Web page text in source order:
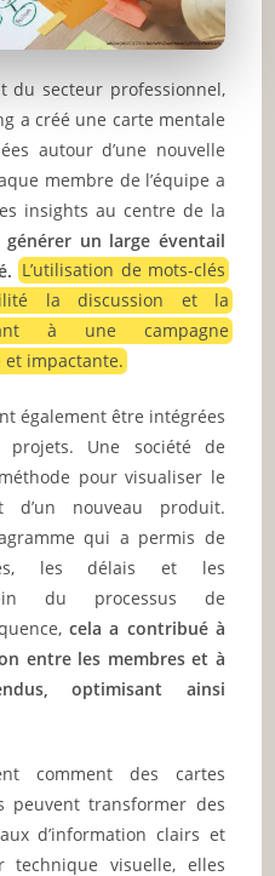
du secteur professionnel,
a créé une carte mentale
autour d’une nouvelle
membre de l’équipe a
insights au centre de la
un large éventail
L’utilisation de mots-clés
la discussion et la
à une campagne
impactante.
également être intégrées
Une société de
pour visualiser le
d’un nouveau produit.
qui a permis de
les délais et les
du processus de
cela a contribué à
entre les membres et à
optimisant ainsi
comment des cartes
peuvent transformer des
d’information clairs et
technique visuelle, elles